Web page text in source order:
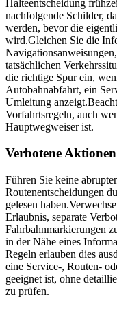
Halteentscheidung
nachfolgende Schilder,
werden, bevor die
wird.Gleichen Sie die
tatsächlichen
die richtige Spur ein,
Autobahnabfahrt, ein
Umleitung anzeigt.
Vorfahrtsregeln, auch
Hauptwegweiser ist.
Verbotene
Führen Sie keine
Routenentscheidungen
gelesen haben.
Erlaubnis, separate
Fahrbahnmarkierungen
in der Nähe eines
Regeln erlauben dies
eine Service-, Routen-
geeignet ist, ohne
zu prüfen.